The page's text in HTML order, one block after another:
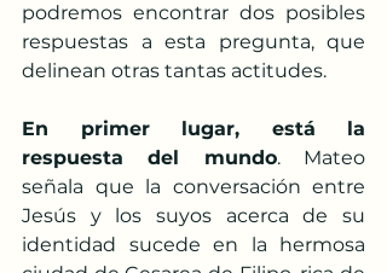
podremos encontrar dos posibles
respuestas a esta pregunta, que
delinean otras tantas actitudes.
En primer lugar, está la
respuesta del mundo. Mateo
señala que la conversación entre
Jesús y los suyos acerca de su
identidad sucede en la hermosa